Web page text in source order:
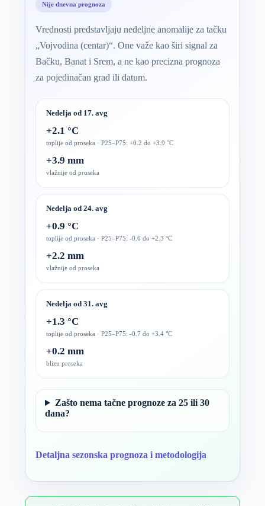
Nije dnevna prognoza
Vrednosti predstavljaju nedeljne anomalije za tačku
„Vojvodina (centar)“. One važe kao širi signal za
Bačku, Banat i Srem, a ne kao precizna prognoza
za pojedinačan grad ili datum.
Nedelja od 17. avg
+2.1 °C
toplije od proseka · P25–P75: +0.2 do +3.9 °C
+3.9 mm
vlažnije od proseka
Nedelja od 24. avg
+0.9 °C
toplije od proseka · P25–P75: -0.6 do +2.3 °C
+2.2 mm
vlažnije od proseka
Nedelja od 31. avg
+1.3 °C
toplije od proseka · P25–P75: -0.7 do +3.4 °C
+0.2 mm
blizu proseka
Zašto nema tačne prognoze za 25 ili 30
dana?
Detaljna sezonska prognoza i metodologija